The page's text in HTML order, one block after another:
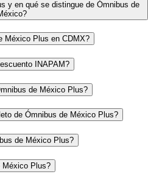
y en qué se distingue de Ómnibus de
México Plus en CDMX?
INAPAM?
de México Plus?
de Ómnibus de México Plus?
de México Plus?
México Plus?